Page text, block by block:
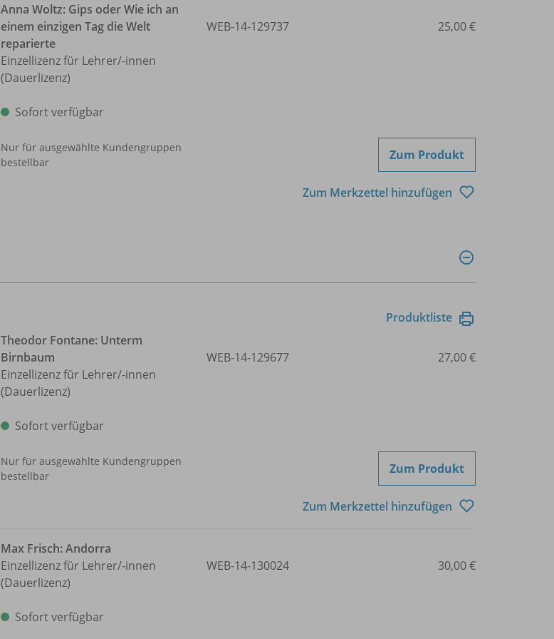
Anna Woltz: Gips oder Wie ich an
einem einzigen Tag die Welt
reparierte
Einzellizenz für Lehrer/-innen
(Dauerlizenz)
Sofort verfügbar
Nur für ausgewählte Kundengruppen
bestellbar
WEB-14-129737 25,00 €
Zum Produkt
Zum Merkzettel hinzufügen
Produktliste
Theodor Fontane: Unterm
Birnbaum
Einzellizenz für Lehrer/-innen
(Dauerlizenz)
Sofort verfügbar
Nur für ausgewählte Kundengruppen
bestellbar
WEB-14-129677 27,00 €
Zum Produkt
Zum Merkzettel hinzufügen
Max Frisch: Andorra
Einzellizenz für Lehrer/-innen
(Dauerlizenz)
Sofort verfügbar
WEB-14-130024 30,00 €